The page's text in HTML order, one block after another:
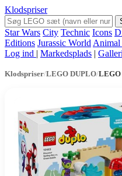
Klodspriser
Star Wars City Technic Icons
Editions Jurassic World Animal
Log ind | Markedsplads | Galleri
Klodspriser/LEGO DUPLO/LEGO